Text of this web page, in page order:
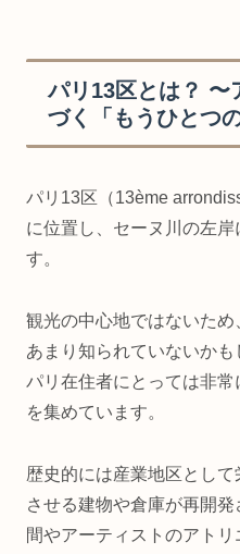
パリ13区とは？ 〜
づく「もうひとつ
パリ13区（13ème
に位置し、セーヌ川の左
す。
観光の中心地ではないた
あまり知られていないか
パリ在住者にとっては非
を集めています。
歴史的には産業地区とし
させる建物や倉庫が再開
間やアーティストのアト